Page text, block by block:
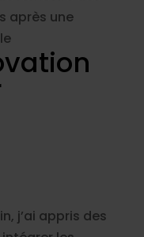
après une
j’ai appris des